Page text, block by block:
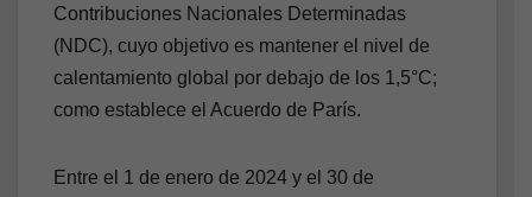
Contribuciones Nacionales Determinadas
(NDC), cuyo objetivo es mantener el nivel de
calentamiento global por debajo de los 1,5°C;
como establece el Acuerdo de París.
Entre el 1 de enero de 2024 y el 30 de